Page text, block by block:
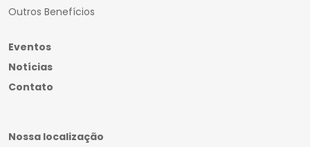
Outros Benefícios
Eventos
Notícias
Contato
Nossa localização